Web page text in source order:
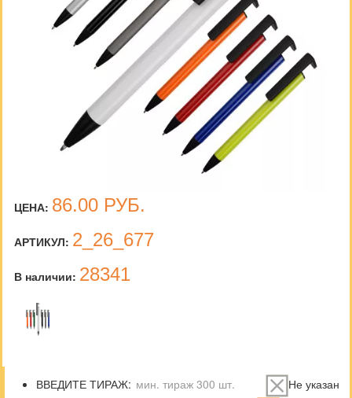
ЦЕНА: 86.00 РУБ.
АРТИКУЛ: 2_26_677
В наличии: 28341
ВВЕДИТЕ ТИРАЖ:
Не указан